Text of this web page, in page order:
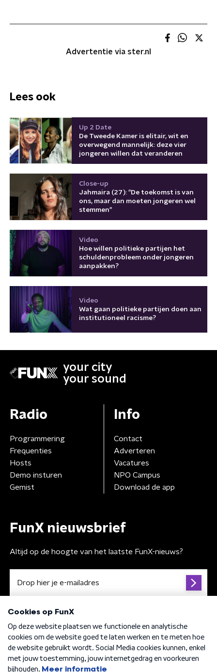
Advertentie via ster.nl
Lees ook
Up 2 Date
De Tweede Kamer is elitair, wit en
overwegend mannelijk: deze vier
jongeren willen dat veranderen
Close-up
Jahmaira (27): "De toekomst is van
ons, maar dan moeten jongeren wel
stemmen"
Video
Hoe willen politieke partijen het
schuldenprobleem onder jongeren
aanpakken?
Video
Wat gaan politieke partijen doen aan
institutioneel racisme?
your city
your sound
Radio
Programmering
Frequenties
Hosts
Demo insturen
Gemist
Info
Contact
Adverteren
Vacatures
NPO Campus
Download de app
FunX nieuwsbrief
Altijd op de hoogte van het laatste FunX-nieuws?
Algemene voorwaarden Privacybeleid